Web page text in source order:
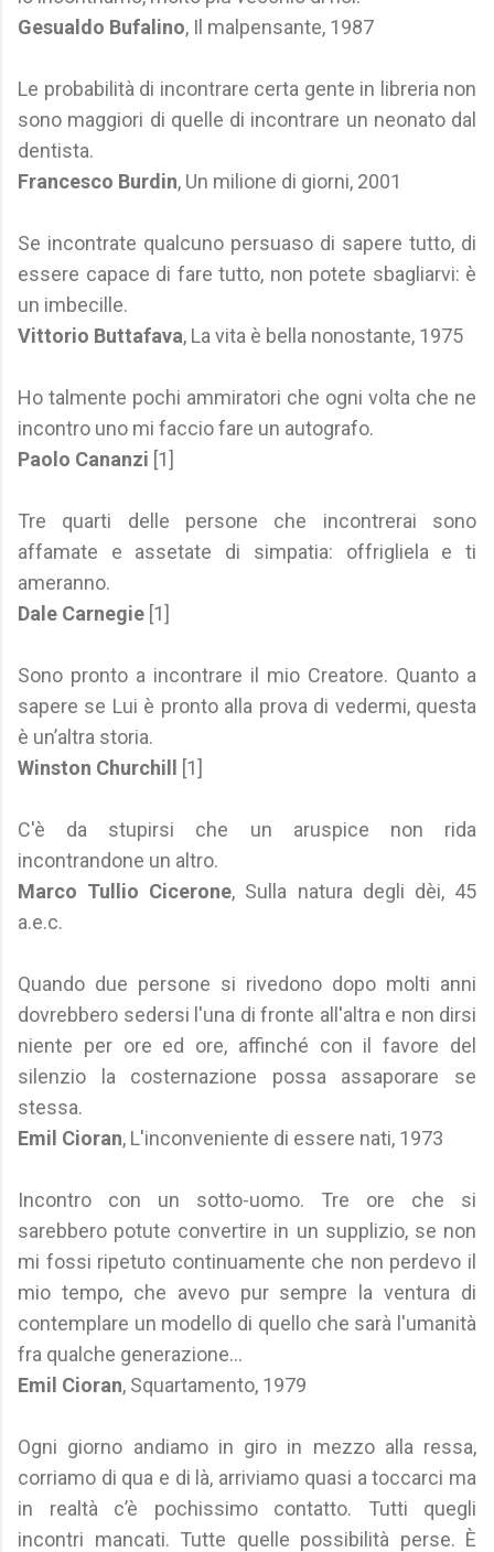
Gesualdo Bufalino, Il malpensante, 1987
Le probabilità di incontrare certa gente in libreria non
sono maggiori di quelle di incontrare un neonato dal
dentista.
Francesco Burdin, Un milione di giorni, 2001
Se incontrate qualcuno persuaso di sapere tutto, di
essere capace di fare tutto, non potete sbagliarvi: è
un imbecille.
Vittorio Buttafava, La vita è bella nonostante, 1975
Ho talmente pochi ammiratori che ogni volta che ne
incontro uno mi faccio fare un autografo.
Paolo Cananzi [1]
Tre quarti delle persone che incontrerai sono
affamate e assetate di simpatia: offrigliela e ti
ameranno.
Dale Carnegie [1]
Sono pronto a incontrare il mio Creatore. Quanto a
sapere se Lui è pronto alla prova di vedermi, questa
è un’altra storia.
Winston Churchill
[1]
C'è da stupirsi che un aruspice non rida
incontrandone un altro.
Marco Tullio Cicerone, Sulla natura degli dèi, 45
a.e.c.
Quando due persone si rivedono dopo molti anni
dovrebbero sedersi l'una di fronte all'altra e non dirsi
niente per ore ed ore, affinché con il favore del
silenzio la costernazione possa assaporare se
stessa.
Emil Cioran, L'inconveniente di essere nati, 1973
Incontro con un sotto-uomo. Tre ore che si
sarebbero potute convertire in un supplizio, se non
mi fossi ripetuto continuamente che non perdevo il
mio tempo, che avevo pur sempre la ventura di
contemplare un modello di quello che sarà l'umanità
fra qualche generazione...
Emil Cioran, Squartamento, 1979
Ogni giorno andiamo in giro in mezzo alla ressa,
corriamo di qua e di là, arriviamo quasi a toccarci ma
in realtà c’è pochissimo contatto. Tutti quegli
incontri mancati. Tutte quelle possibilità perse. È